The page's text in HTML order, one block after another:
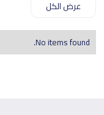
عرض الكل
No items found.